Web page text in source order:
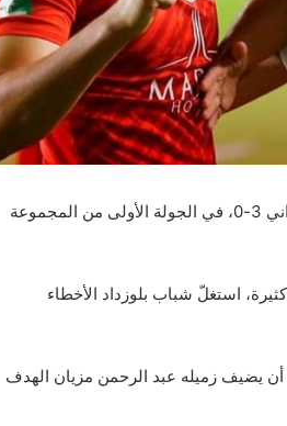
حقق نادي شباب بلوزداد الجزائري فوزاً مريحاً على ضيفه يانج أفريكانز التنزاني 3-0، في الجولة الأولى من المجموعة
استغلّ شباب بلوزداد الأخطاء
بن غيث الهدف الأول لبطل الجزائر في الدقيقة 10، قبل أن يضيف زميله عبد الرحمن مزيان الهدف